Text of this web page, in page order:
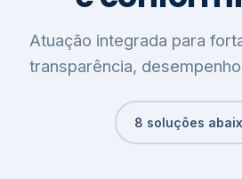
Atuação integrada para
transparência,
8 soluções